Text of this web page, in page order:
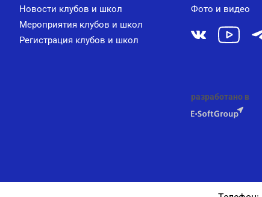
Новости клубов и школ
Мероприятия клубов и школ
Регистрация клубов и школ
Фото и видео
разработано в